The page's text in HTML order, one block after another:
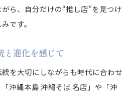
ら、自分だけの“推し店”を見つけ
です。
と進化を感じて
を大切にしながらも時代に合わせ
沖縄本島 沖縄そば 名店」や「沖